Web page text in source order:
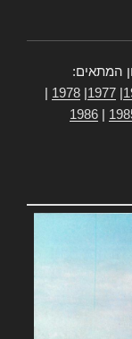
המתאים:
1977
1978
1986